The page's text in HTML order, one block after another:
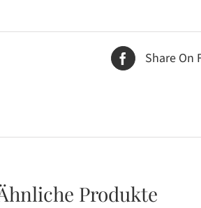
Share On
Produkte